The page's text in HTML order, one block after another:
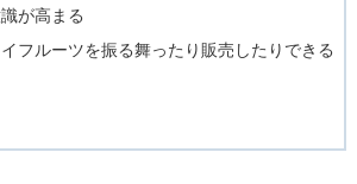
が高まる
フルーツを振る舞ったり販売したりできる